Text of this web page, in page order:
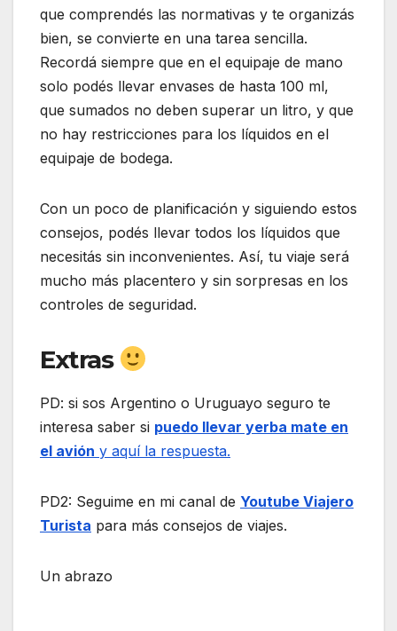
que comprendés las normativas y te organizás
bien, se convierte en una tarea sencilla.
Recordá siempre que en el equipaje de mano
solo podés llevar envases de hasta 100 ml,
que sumados no deben superar un litro, y que
no hay restricciones para los líquidos en el
equipaje de bodega.
Con un poco de planificación y siguiendo estos
consejos, podés llevar todos los líquidos que
necesitás sin inconvenientes. Así, tu viaje será
mucho más placentero y sin sorpresas en los
controles de seguridad.
Extras
PD: si sos Argentino o Uruguayo seguro te
interesa saber si puedo llevar yerba mate en
el avión y aquí la respuesta.
PD2: Seguime en mi canal de Youtube Viajero
Turista para más consejos de viajes.
Un abrazo